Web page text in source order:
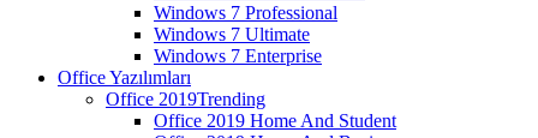
Windows 7 Professional
Windows 7 Ultimate
Windows 7 Enterprise
Office Yazılımları
Office 2019Trending
Office 2019 Home And Student